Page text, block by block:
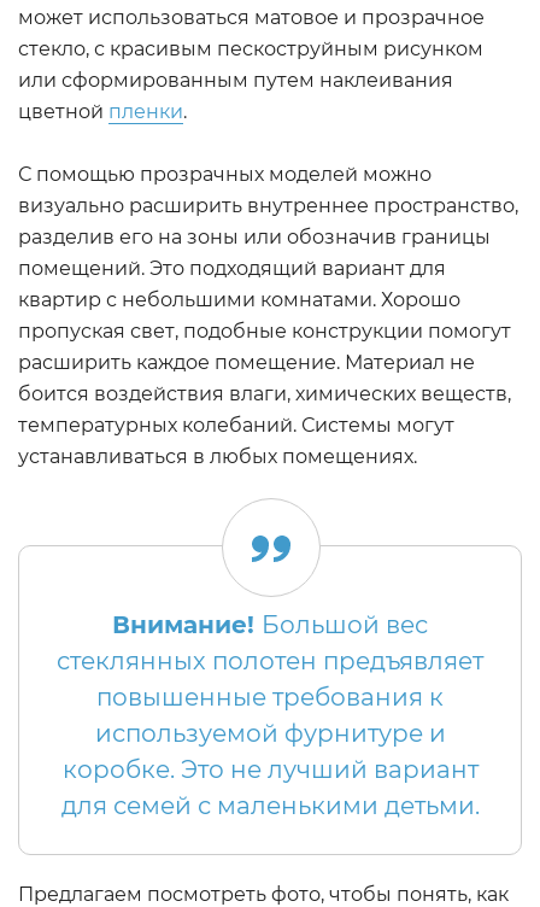
может использоваться матовое и прозрачное
стекло, с красивым пескоструйным рисунком
или сформированным путем наклеивания
цветной пленки.
С помощью прозрачных моделей можно
визуально расширить внутреннее пространство,
разделив его на зоны или обозначив границы
помещений. Это подходящий вариант для
квартир с небольшими комнатами. Хорошо
пропуская свет, подобные конструкции помогут
расширить каждое помещение. Материал не
боится воздействия влаги, химических веществ,
температурных колебаний. Системы могут
устанавливаться в любых помещениях.
Внимание! Большой вес
стеклянных полотен предъявляет
повышенные требования к
используемой фурнитуре и
коробке. Это не лучший вариант
для семей с маленькими детьми.
Предлагаем посмотреть фото, чтобы понять, как